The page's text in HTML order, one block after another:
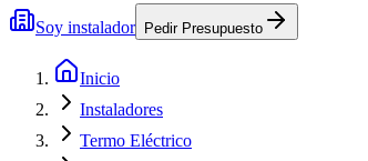
Soy instalador Pedir Presupuesto
Inicio
Instaladores
Termo Eléctrico